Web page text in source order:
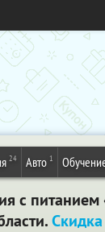
24 Авто 1
с